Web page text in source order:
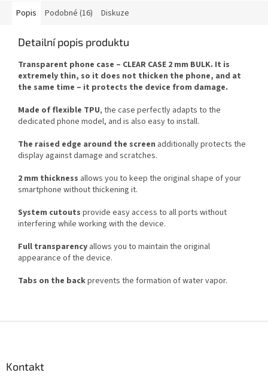
Popis Podobné (16) Diskuze
Detailní popis produktu
Transparent phone case – CLEAR CASE 2 mm BULK. It is
extremely thin, so it does not thicken the phone, and at
the same time – it protects the device from damage.
Made of flexible TPU, the case perfectly adapts to the
dedicated phone model, and is also easy to install.
The raised edge around the screen additionally protects the
display against damage and scratches.
2 mm thickness allows you to keep the original shape of your
smartphone without thickening it.
System cutouts provide easy access to all ports without
interfering while working with the device.
Full transparency allows you to maintain the original
appearance of the device.
Tabs on the backprevents the formation of water vapor.
Kontakt